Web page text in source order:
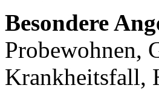
Besondere
Probewohnen,
Krankheitsfall,